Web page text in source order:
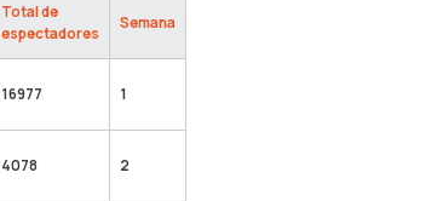
Total de
espectadores
Semana
16977 1
4078 2